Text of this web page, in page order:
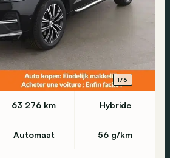
1/6
63 276 km Hybride
Automaat 56 g/km